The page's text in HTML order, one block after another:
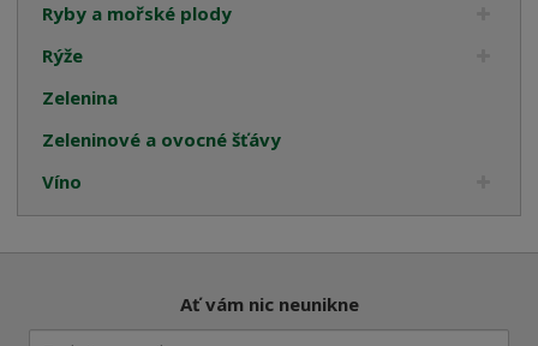
Ryby a mořské plody
Rýže
Zelenina
Zeleninové a ovocné šťávy
Víno
Ať vám nic neunikne